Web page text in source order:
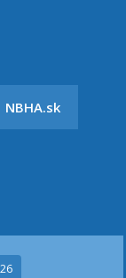
NBHA.sk